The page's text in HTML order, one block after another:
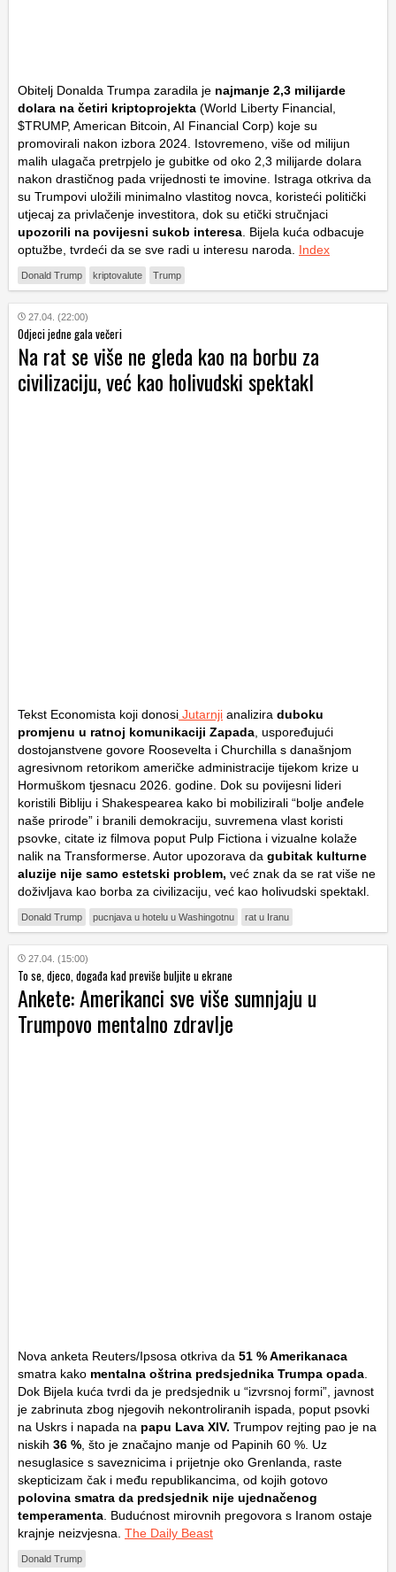
Obitelj Donalda Trumpa zaradila je najmanje 2,3 milijarde
dolara na četiri kriptoprojekta (World Liberty Financial,
$TRUMP, American Bitcoin, AI Financial Corp) koje su
promovirali nakon izbora 2024. Istovremeno, više od milijun
malih ulagača pretrpjelo je gubitke od oko 2,3 milijarde dolara
nakon drastičnog pada vrijednosti te imovine. Istraga otkriva da
su Trumpovi uložili minimalno vlastitog novca, koristeći politički
utjecaj za privlačenje investitora, dok su etički stručnjaci
upozorili na povijesni sukob interesa . Bijela kuća odbacuje
optužbe, tvrdeći da se sve radi u interesu naroda. Index
Donald Trump kriptovalute Trump
27.04. (22:00)
Odjeci jedne gala večeri
Na rat se više ne gleda kao na borbu za
civilizaciju, već kao holivudski spektakl
Tekst Economista koji donosi Jutarnji analizira duboku
promjenu u ratnoj komunikaciji Zapada , uspoređujući
dostojanstvene govore Roosevelta i Churchilla s današnjom
agresivnom retorikom američke administracije tijekom krize u
Hormuškom tjesnacu 2026. godine. Dok su povijesni lideri
koristili Bibliju i Shakespearea kako bi mobilizirali “bolje anđele
naše prirode” i branili demokraciju, suvremena vlast koristi
psovke, citate iz filmova poput Pulp Fictiona i vizualne kolaže
nalik na Transformerse . Autor upozorava da gubitak kulturne
aluzije nije samo estetski problem, već znak da se rat više ne
doživljava kao borba za civilizaciju, već kao holivudski spektakl.
Donald Trump pucnjava u hotelu u Washingotnu rat u Iranu
27.04. (15:00)
To se, djeco, događa kad previše buljite u ekrane
Ankete: Amerikanci sve više sumnjaju u
Trumpovo mentalno zdravlje
Nova anketa Reuters/Ipsosa otkriva da 51 % Amerikanaca
smatra kako mentalna oštrina predsjednika Trumpa opada
Dok Bijela kuća tvrdi da je predsjednik u “izvrsnoj formi”, javnost
je zabrinuta zbog njegovih nekontroliranih ispada, poput psovki
na Uskrs i napada na papu Lava XIV. Trumpov rejting pao je na
niskih 36 % , što je značajno manje od Papinih 60 %. Uz
nesuglasice s saveznicima i prijetnje oko Grenlanda, raste
skepticizam čak i među republikancima, od kojih gotovo
polovina smatra da predsjednik nije ujednačenog
temperamenta . Budućnost mirovnih pregovora s Iranom ostaje
krajnje neizvjesna. The Daily Beast
Donald Trump